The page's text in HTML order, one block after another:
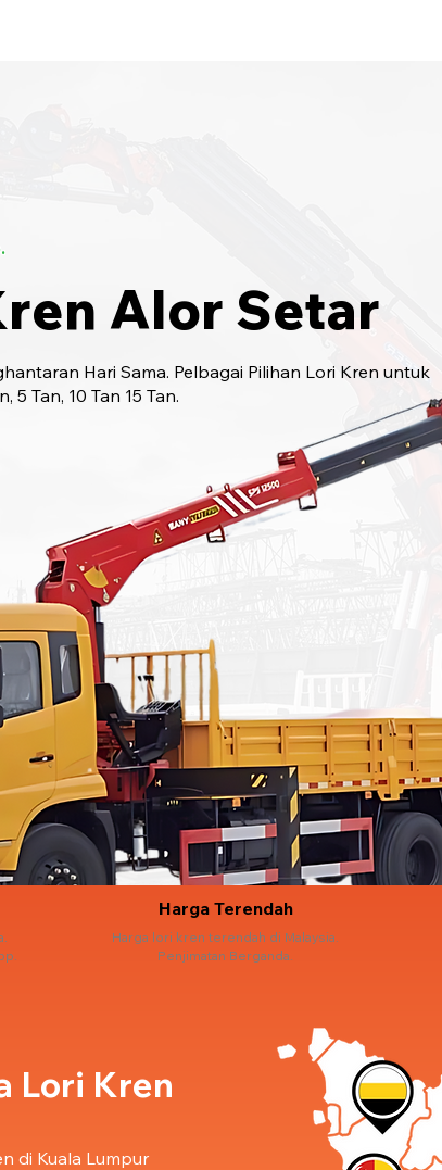
Alor Setar
Hari Sama. Pelbagai Pilihan Lori Kren untuk
5 Tan, 10 Tan 15 Tan.
Harga Terendah
Harga lori kren terendah di Malaysia.
Penjimatan Berganda.
Lori Kren
di Kuala Lumpur